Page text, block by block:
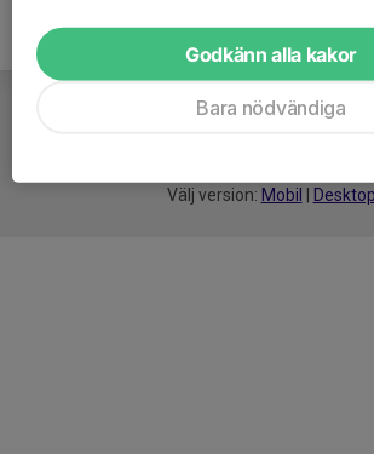
Välj version: Mobil Desktop
Godkänn alla kakor
Bara nödvändiga